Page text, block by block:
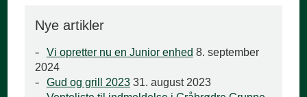
Nye artikler
Vi opretter nu en Junior enhed 8. september
2024
Gud og grill 2023 31. august 2023